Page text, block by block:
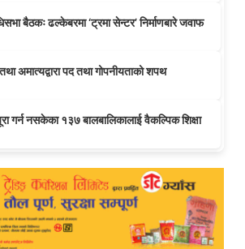
बैठकः ढल्केबरमा ‘ट्रमा सेन्टर’ निर्माणबारे जवाफ
अमात्यद्वारा पद तथा गोपनीयताको शपथ
गर्न नसकेका १३७ बालबालिकालाई वैकल्पिक शिक्षा